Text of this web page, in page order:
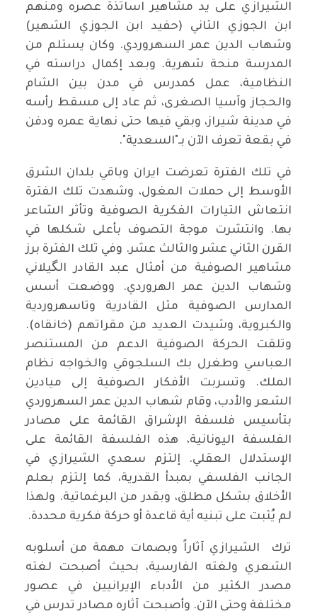
الشيرازي على يد مشاهير اساتذة عصره ومنهم
ابن الجوزي الثاني (حفيد ابن الجوزي الشهير)
وشهاب الدين عمر السهروردي. وكان يستلم من
المدرسة منحة شهرية. وبعد إكمال دراسته في
النظامية، عمل كمدرس في مدن بين الشام
والحجاز وآسيا الصغرى، ثم عاد إلى مسقط رأسه
في مدينة شيراز، وبقي فيها حتى نهاية عمره ودفن
في بقعة تعرف الآن بـ"السعدية".
في تلك الفترة تعرضت ايران وباقي بلدان الشرق
الأوسط إلى حملات المغول، وشهدت تلك الفترة
انتعاش التيارات الفكرية الصوفية وتأثر الشاعر
بها. وانتشرت موجة التصوف بأعلى شكلها في
القرن الثاني عشر والثالث عشر. وفي تلك الفترة برز
مشاهير الصوفية من أمثال عبد القادر الگيلاني
وشهاب الدين عمر الهروردي. ووضعت أسس
المدارس الصوفية مثل القادرية وتاسهروردية
والكبروية، وشيدت العديد من مقراتهم (خانقاه).
وتلقت الحركة الصوفية الدعم من المستنصر
العباسي وطغرل بك السلجوقي والخواجه نظام
الملك. وتسربت الأفكار الصوفية إلى ميادين
الشعر والأدب، وقام شهاب الدين عمر السهروردي
بتأسيس فلسفة الإشراق القائمة على مصادر
الفلسفة اليونانية، هذه الفلسفة القائمة على
الإستدلال العقلي. إلتزم سعدي الشيرازي في
الجانب الفلسفي بمبدأ القدرية، كما إلتزم بعلم
الأخلاق بشكل مطلق، وبقدر من البرغماتية. ولهذا
لم يُثبت على تبنيه أية قاعدة أو حركة فكرية محددة.
ترك الشيرازي آثاراً وبصمات مهمة من أسلوبه
الشعري ولغته الفارسية، بحيث أصبحت لغته
مصدر الكثير من الأدباء الإيرانيين في عصور
مختلفة وحتى الآن. وأصبحت آثاره مصادر تدرس في